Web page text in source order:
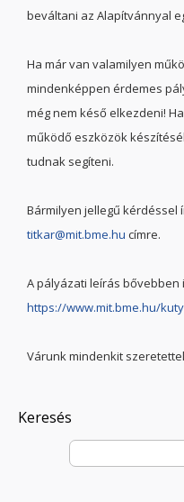
beváltani az Alapítvánnyal
Ha már van valamilyen
mindenképpen érdemes
még nem késő elkezdeni!
működő eszközök
tudnak segíteni.
Bármilyen jellegű kérdéssel
titkar@mit.bme.hu címre.
A pályázati leírás bővebben
https://www.mit.bme.hu/
Várunk mindenkit
Keresés